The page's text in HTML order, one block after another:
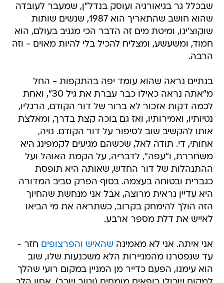
שבכלל גר בגיאורגיה ועוסק בנדל"ן, שמעבר לעובדה
שהוא חושב שהתאריך הוא 1987, שנשים שותות
שוקוצ'ינו, ומיטת מים זה הדבר הכי מגניב בעולם, הוא
חמוד, ומשעשע, ומצליח להכיל בלי להיות מאוים - וזה
הרבה.
בנתיים נראה שהוא עומד יפה בהתקפות - החל
מ"אתה נראה כאילו כבר עברת את גיל 30", ואחת
לכמה דקות אזכור לא ברור של דור הקודם, הרגליו,
נטיותיו, ואמירותיו, ואז גם בוכה קצת בדרך, ומאלצת
אותו להקשיב שוב לסיפור על דור הקודם. נויה,
אחותי, די. תודה לאל, שכשהם מגיעים לקמפינג היא
משחררת, ו"עפה", לדבריה, על הקמת האוהל ועל
ההתנהלות של דור החדש, שאותה היא תופסת
כגברית ובטוחה בעצמה. בסוף הפרק סביב המדורה
היא עדיין נראית מרוצה, אבל אני מנחשת שהחיוך
הזה הולך להימחק בקרוב, כשתראה את מי הביאו
לאייש את דלת מספר ארבע.
אני איתה. אני לא מאמינה שהאיש והפרצופים חזר -
עד שנפטרנו מהמניירות הלא משכנעות שלו, שוב
הוא עימנו, הפעם כדייר מן המניין במקום רועי שהלך